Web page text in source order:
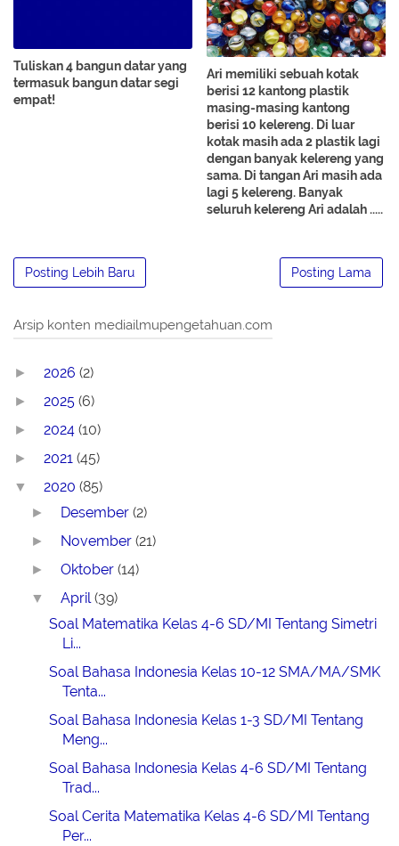
Tuliskan 4 bangun datar yang
termasuk bangun datar segi
empat!
Ari memiliki sebuah kotak
berisi 12 kantong plastik
masing-masing kantong
berisi 10 kelereng. Di luar
kotak masih ada 2 plastik lagi
dengan banyak kelereng yang
sama. Di tangan Ari masih ada
lagi 5 kelereng. Banyak
seluruh kelereng Ari adalah .....
Posting Lebih Baru Posting Lama
Arsip konten mediailmupengetahuan.com
► 2026 (2)
► 2025 (6)
► 2024 (10)
► 2021 (45)
▼ 2020 (85)
► Desember(2)
► November(21)
► Oktober(14)
▼ April(39)
Soal Matematika Kelas 4-6 SD/MI Tentang Simetri
Li...
Soal Bahasa Indonesia Kelas 10-12 SMA/MA/SMK
Tenta...
Soal Bahasa Indonesia Kelas 1-3 SD/MI Tentang
Meng...
Soal Bahasa Indonesia Kelas 4-6 SD/MI Tentang
Trad...
Soal Cerita Matematika Kelas 4-6 SD/MI Tentang
Per...